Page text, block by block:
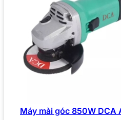
Máy mài góc 850W DCA